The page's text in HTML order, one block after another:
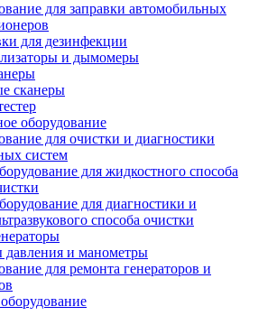
для заправки автомобильных
для дезинфекции
и дымомеры
сканеры
оборудование
для очистки и диагностики
систем
для жидкостного способа
для диагностики и
способа очистки
давления и манометры
для ремонта генераторов и